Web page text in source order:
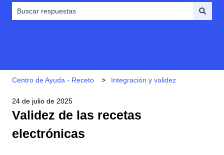
Centro de Ayuda - Receto Integración y validez
24 de julio de 2025
Validez de las recetas
electrónicas